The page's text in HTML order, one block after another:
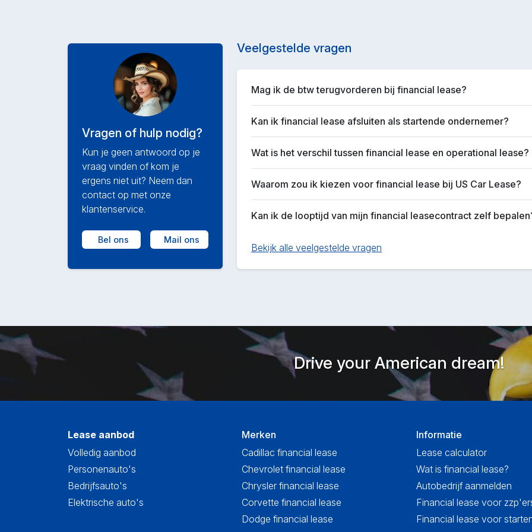
Veelgestelde vragen
Mag ik de btw terugvorderen bij financial lease?
Kan ik financial lease afsluiten als startende ondernemer?
Wat is het verschil tussen financial lease en operational lease?
Waarom zou ik kiezen voor financial lease bij US Car Lease?
Kan ik de looptijd van mijn financial leasecontract zelf
Bekijk alle veelgestelde vragen
Vragen of hulp nodig?
Kun je geen antwoord op je
vraag vinden of kom je
ergens niet uit? Neem dan
contact op met onze
klantenservice.
Bel ons Mail ons
Drive your American dream!
Lease aanbod
Volledig aanbod
Personenauto's
Bedrijfsauto's
Elektrische auto's
Merken
Cadillac financial lease
Chevrolet financial lease
Chrysler financial lease
Corvette financial lease
Dodge financial lease
Informatie
Lease calculator
Wat is financial lease?
Autobedrijf aanmelden
Financial lease voor
Financial lease voor